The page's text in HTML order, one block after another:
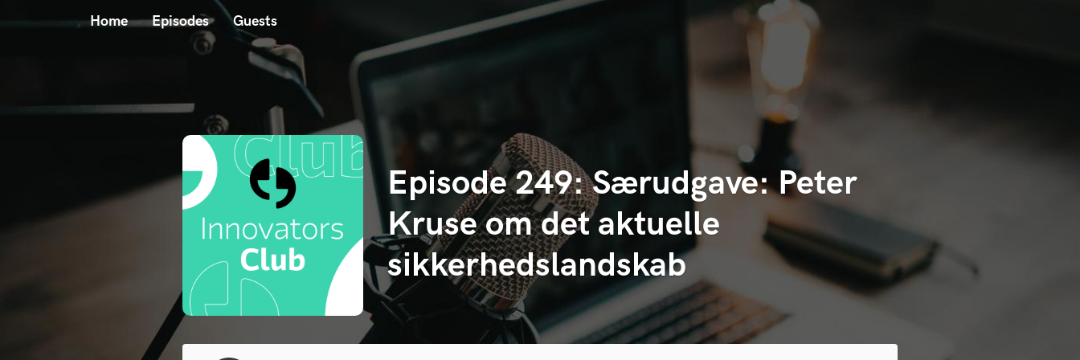
Home Episodes Guests
Episode 249: Særudgave: Peter
Kruse om det aktuelle
sikkerhedslandskab